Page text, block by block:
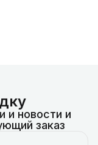
и новости и
заказ